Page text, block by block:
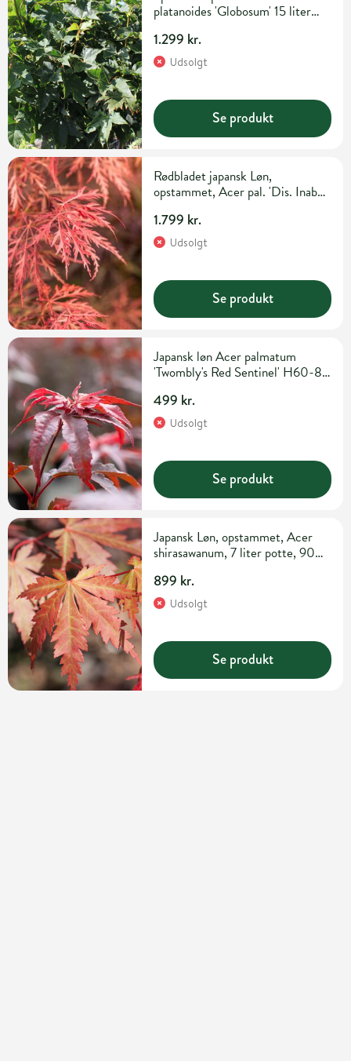
platanoides 'Globosum' 15 liter
1.299 kr.
Udsolgt
Se produkt
Rødbladet japansk Løn,
opstammet, Acer pal. 'Dis. Inaba
cm
1.799 kr.
Udsolgt
Se produkt
Japansk løn Acer palmatum
'Twombly's Red Sentinel' H60-80
499 kr.
Udsolgt
Se produkt
Japansk Løn, opstammet, Acer
shirasawanum, 7 liter potte, 90
899 kr.
Udsolgt
Se produkt